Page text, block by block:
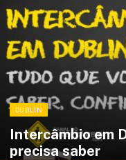
DUBLIN
Intercâmbio em
precisa saber